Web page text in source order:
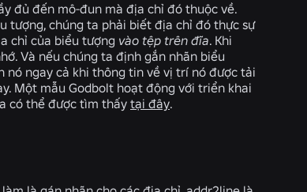
đủ đến mô-đun mà địa chỉ đó thuộc về.
tượng, chúng ta phải biết địa chỉ đó thực sự
chỉ của biểu tượng vào tệp trên đĩa. Khi
Và nếu chúng ta định gắn nhãn biểu
nó ngay cả khi thông tin về vị trí nó được tải
Một mẫu Godbolt hoạt động với triển khai
có thể được tìm thấy tại đây.